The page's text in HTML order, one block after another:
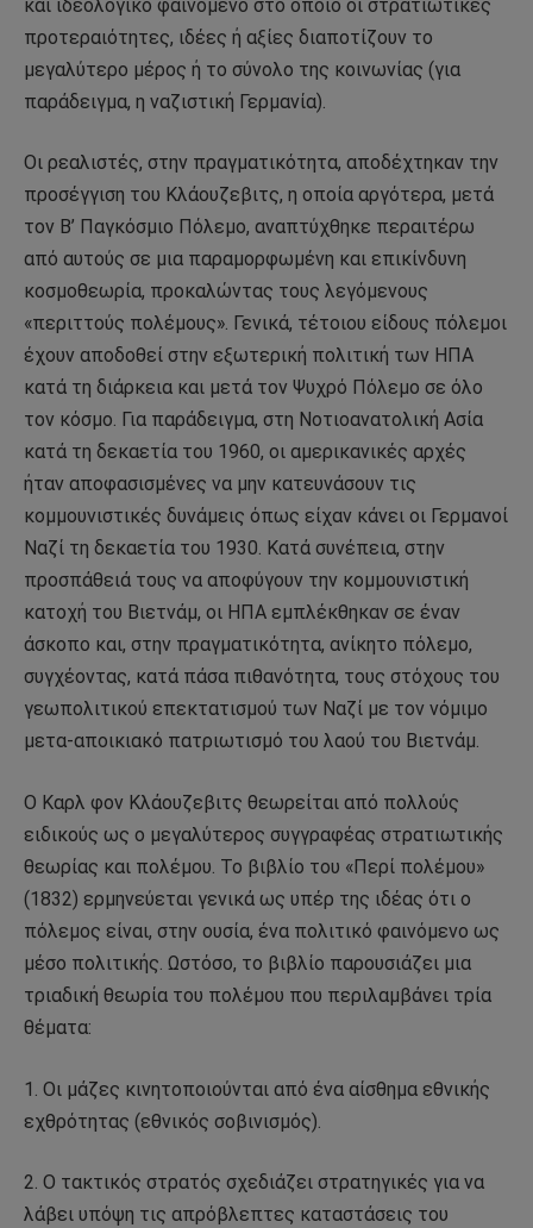
και ιδεολογικό φαινόμενο στο οποίο οι στρατιωτικές
προτεραιότητες, ιδέες ή αξίες διαποτίζουν το
μεγαλύτερο μέρος ή το σύνολο της κοινωνίας (για
παράδειγμα, η ναζιστική Γερμανία).
Οι ρεαλιστές, στην πραγματικότητα, αποδέχτηκαν την
προσέγγιση του Κλάουζεβιτς, η οποία αργότερα, μετά
τον Β’ Παγκόσμιο Πόλεμο, αναπτύχθηκε περαιτέρω
από αυτούς σε μια παραμορφωμένη και επικίνδυνη
κοσμοθεωρία, προκαλώντας τους λεγόμενους
«περιττούς πολέμους». Γενικά, τέτοιου είδους πόλεμοι
έχουν αποδοθεί στην εξωτερική πολιτική των ΗΠΑ
κατά τη διάρκεια και μετά τον Ψυχρό Πόλεμο σε όλο
τον κόσμο. Για παράδειγμα, στη Νοτιοανατολική Ασία
κατά τη δεκαετία του 1960, οι αμερικανικές αρχές
ήταν αποφασισμένες να μην κατευνάσουν τις
κομμουνιστικές δυνάμεις όπως είχαν κάνει οι Γερμανοί
Ναζί τη δεκαετία του 1930. Κατά συνέπεια, στην
προσπάθειά τους να αποφύγουν την κομμουνιστική
κατοχή του Βιετνάμ, οι ΗΠΑ εμπλέκθηκαν σε έναν
άσκοπο και, στην πραγματικότητα, ανίκητο πόλεμο,
συγχέοντας, κατά πάσα πιθανότητα, τους στόχους του
γεωπολιτικού επεκτατισμού των Ναζί με τον νόμιμο
μετα-αποικιακό πατριωτισμό του λαού του Βιετνάμ.
Ο Καρλ φον Κλάουζεβιτς θεωρείται από πολλούς
ειδικούς ως ο μεγαλύτερος συγγραφέας στρατιωτικής
θεωρίας και πολέμου. Το βιβλίο του «Περί πολέμου»
(1832) ερμηνεύεται γενικά ως υπέρ της ιδέας ότι ο
πόλεμος είναι, στην ουσία, ένα πολιτικό φαινόμενο ως
μέσο πολιτικής. Ωστόσο, το βιβλίο παρουσιάζει μια
τριαδική θεωρία του πολέμου που περιλαμβάνει τρία
θέματα:
1. Οι μάζες κινητοποιούνται από ένα αίσθημα εθνικής
εχθρότητας (εθνικός σοβινισμός).
2. Ο τακτικός στρατός σχεδιάζει στρατηγικές για να
λάβει υπόψη τις απρόβλεπτες καταστάσεις του